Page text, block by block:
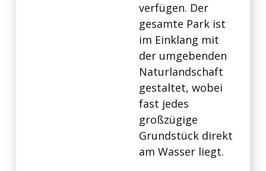
verfügen. Der
gesamte Park ist
im Einklang mit
der umgebenden
Naturlandschaft
gestaltet, wobei
fast jedes
großzügige
Grundstück direkt
am Wasser liegt.